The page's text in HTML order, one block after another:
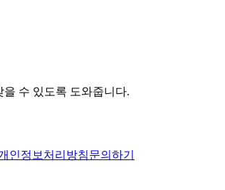
수 있도록 도와줍니다.
인정보처리방침문의하기